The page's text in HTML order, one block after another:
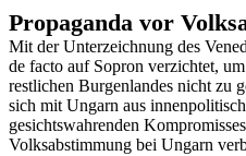
Propaganda vor
Mit der Unterzeichnung des
de facto auf Sopron verzichtet,
restlichen Burgenlandes nicht zu
sich mit Ungarn aus
gesichtswahrenden
Volksabstimmung bei Ungarn